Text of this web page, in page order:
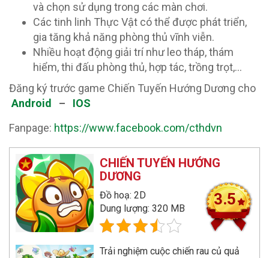
và chọn sử dụng trong các màn chơi.
Các tinh linh Thực Vật có thể được phát triển,
gia tăng khả năng phòng thủ vĩnh viễn.
Nhiều hoạt động giải trí như leo tháp, thám
hiểm, thi đấu phòng thủ, hợp tác, trồng trọt,…
Đăng ký trước game Chiến Tuyến Hướng Dương cho
Android
– IOS
Fanpage: https://www.facebook.com/cthdvn
CHIẾN TUYẾN HƯỚNG
DƯƠNG
Đồ hoạ: 2D
Dung lượng: 320 MB
3.5
Trải nghiệm cuộc chiến rau củ quả